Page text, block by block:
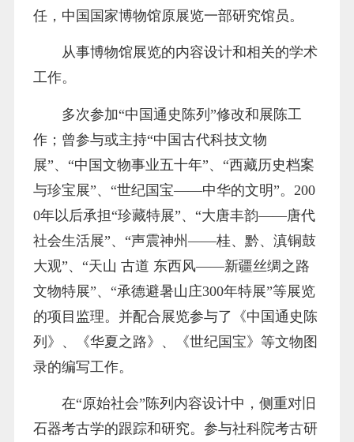
任，中国国家博物馆原展览一部研究馆员。
从事博物馆展览的内容设计和相关的学术
工作。
多次参加“中国通史陈列”修改和展陈工
作；曾参与或主持“中国古代科技文物
展”、“中国文物事业五十年”、“西藏历史档案
与珍宝展”、“世纪国宝——中华的文明”。200
0年以后承担“珍藏特展”、“大唐丰韵——唐代
社会生活展”、“声震神州——桂、黔、滇铜鼓
大观”、“天山 古道 东西风——新疆丝绸之路
文物特展”、“承德避暑山庄300年特展”等展览
的项目监理。并配合展览参与了《中国通史陈
列》、《华夏之路》、《世纪国宝》等文物图
录的编写工作。
在“原始社会”陈列内容设计中，侧重对旧
石器考古学的跟踪和研究。参与社科院考古研